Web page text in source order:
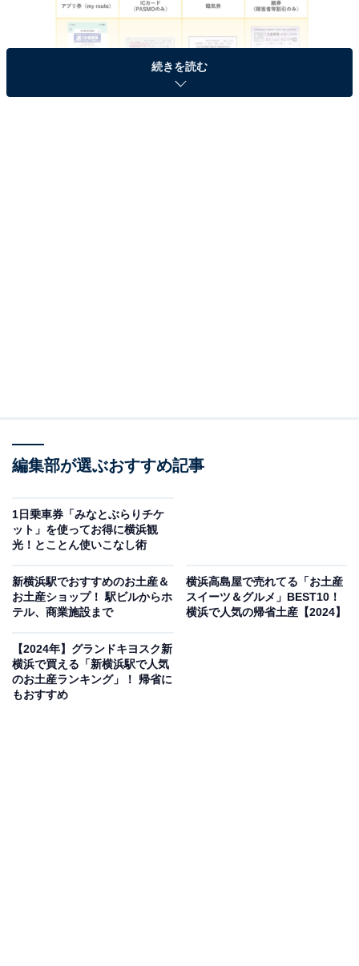
今回の「300円」キャンペーンはいつまで？
続きを読む
編集部が選ぶおすすめ記事
1日乗車券「みなとぶらりチケ
ット」を使ってお得に横浜観
光！とことん使いこなし術
新横浜駅でおすすめのお土産＆
お土産ショップ！ 駅ビルからホ
テル、商業施設まで
横浜高島屋で売れてる「お土産
スイーツ＆グルメ」BEST10！
横浜で人気の帰省土産【2024】
【2024年】グランドキヨスク新
横浜で買える「新横浜駅で人気
のお土産ランキング」！ 帰省に
もおすすめ